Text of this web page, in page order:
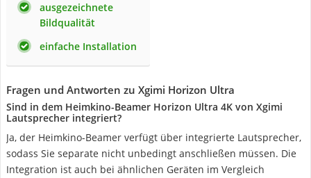
ausgezeichnete
Bildqualität
einfache Installation
Fragen und Antworten zu Xgimi Horizon Ultra
Sind in dem Heimkino-Beamer Horizon Ultra 4K von Xgimi
Lautsprecher integriert?
Ja, der Heimkino-Beamer verfügt über integrierte Lautsprecher,
sodass Sie separate nicht unbedingt anschließen müssen. Die
Integration ist auch bei ähnlichen Geräten im Vergleich